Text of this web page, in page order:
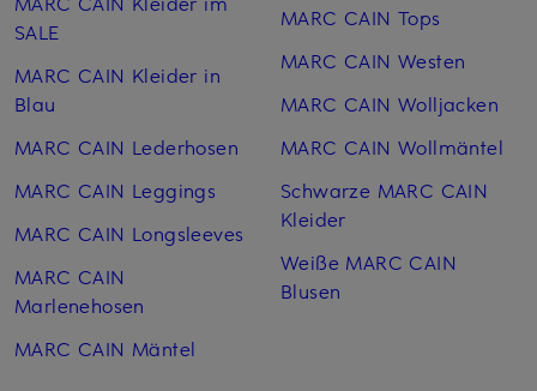
SALE
MARC CAIN Kleider in
Blau
MARC CAIN Lederhosen
MARC CAIN Leggings
MARC CAIN Longsleeves
MARC CAIN
Marlenehosen
MARC CAIN Mäntel
MARC CAIN Tops
MARC CAIN Westen
MARC CAIN Woll­jacken
MARC CAIN Woll­mäntel
Schwarze MARC CAIN
Kleider
Weiße MARC CAIN
Blusen